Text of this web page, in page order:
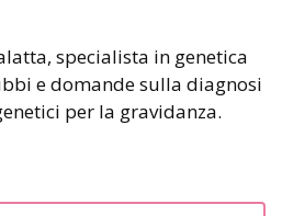
specialista in genetica
e domande sulla diagnosi
per la gravidanza.